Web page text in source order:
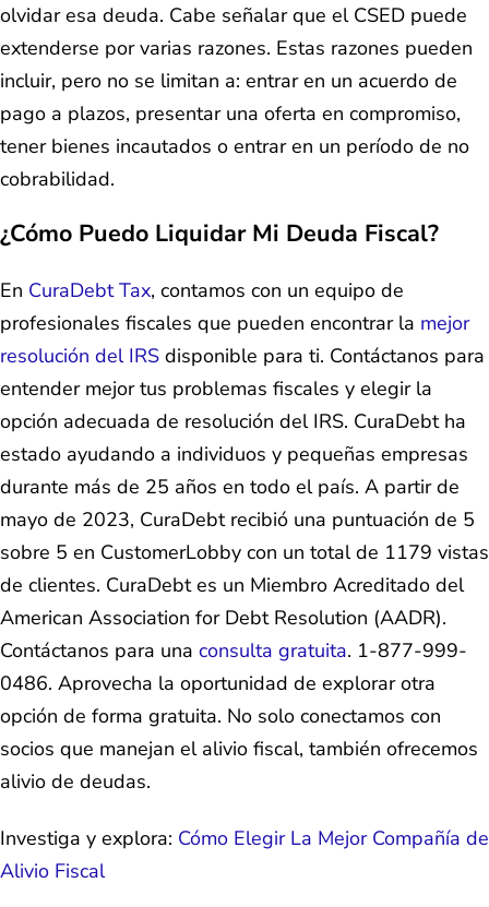
olvidar esa deuda. Cabe señalar que el CSED puede
extenderse por varias razones. Estas razones pueden
incluir, pero no se limitan a: entrar en un acuerdo de
pago a plazos, presentar una oferta en compromiso,
tener bienes incautados o entrar en un período de no
cobrabilidad.
¿Cómo Puedo Liquidar Mi Deuda Fiscal?
En CuraDebt Tax, contamos con un equipo de
profesionales fiscales que pueden encontrar la mejor
resolución del IRS disponible para ti. Contáctanos para
entender mejor tus problemas fiscales y elegir la
opción adecuada de resolución del IRS. CuraDebt ha
estado ayudando a individuos y pequeñas empresas
durante más de 25 años en todo el país. A partir de
mayo de 2023, CuraDebt recibió una puntuación de 5
sobre 5 en CustomerLobby con un total de 1179 vistas
de clientes. CuraDebt es un Miembro Acreditado del
American Association for Debt Resolution (AADR).
Contáctanos para una consulta gratuita. 1-877-999-
0486. Aprovecha la oportunidad de explorar otra
opción de forma gratuita. No solo conectamos con
socios que manejan el alivio fiscal, también ofrecemos
alivio de deudas.
Investiga y explora: Cómo Elegir La Mejor Compañía de
Alivio Fiscal